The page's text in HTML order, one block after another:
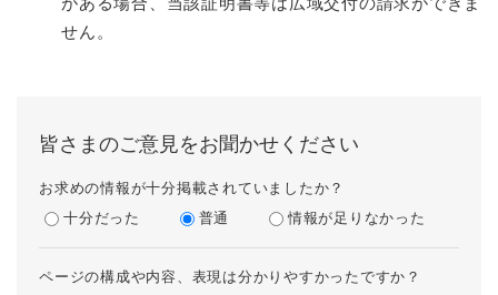
せん。
皆さまのご意見をお聞かせください
お求めの情報が十分掲載されていましたか？
十分だった
普通 情報が足りなかった
ページの構成や内容、表現は分かりやすかったですか？